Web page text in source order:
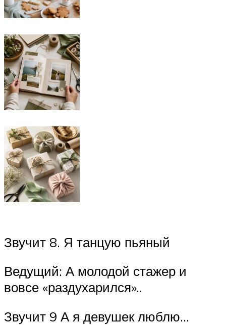
Звучит 8. Я танцую пьяный
Ведущий: А молодой стажер и
вовсе «раздухарился»..
Звучит 9 А я девушек люблю…